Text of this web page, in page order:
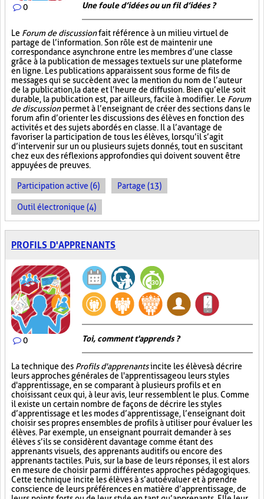
0 Une foule d’idées ou un fil d’idées ?
Le Forum de discussionfait référence à un milieu virtuel de
partage de l’information. Son rôle est de maintenir une
correspondance asynchrone entre les membres d’une classe
grâce à la publication de messages textuels sur une plateforme
en ligne. Les publications apparaissent sous forme de fils de
messages qui se succèdent avec la mention du nom de l’auteur
de la publication, la date et l’heure de diffusion. Bien qu’elle soit
durable, la publication est, par ailleurs, facile à modifier. Le Forum
de discussionpermet à l’enseignant de créer des sections dans le
forum afin d’orienter les discussions des élèves en fonction des
activités et des sujets abordés en classe. Il a l’avantage de
favoriser la participation de tous les élèves, lorsqu’il s’agit
d’intervenir sur un ou plusieurs sujets donnés, tout en suscitant
chez eux des réflexions approfondies qui doivent souvent être
appuyées de preuves.
Participation active (6) Partage (13)
Outil électronique (4)
PROFILS D'APPRENANTS
0 Toi, comment t'apprends ?
La technique des Profils d'apprenantsincite les élèves à décrire
leurs approches générales de l'apprentissage ou leurs styles
d'apprentissage, en se comparant à plusieurs profils et en
choisissant ceux qui, à leur avis, leur ressemblent le plus. Comme
il existe un certain nombre de façons de décrire les styles
d’apprentissage et les modes d’apprentissage, l’enseignant doit
choisir ses propres ensembles de profils à utiliser pour évaluer les
élèves. Par exemple, un enseignant pourrait demander à ses
élèves s’ils se considèrent davantage comme étant des
apprenants visuels, des apprenants auditifs ou encore des
apprenants tactiles. Puis, sur la base de leurs réponses, il est alors
en mesure de choisir parmi différentes approches pédagogiques.
Cette technique incite les élèves à s’autoévaluer et à prendre
conscience de leurs préférences en matière d’apprentissage, de